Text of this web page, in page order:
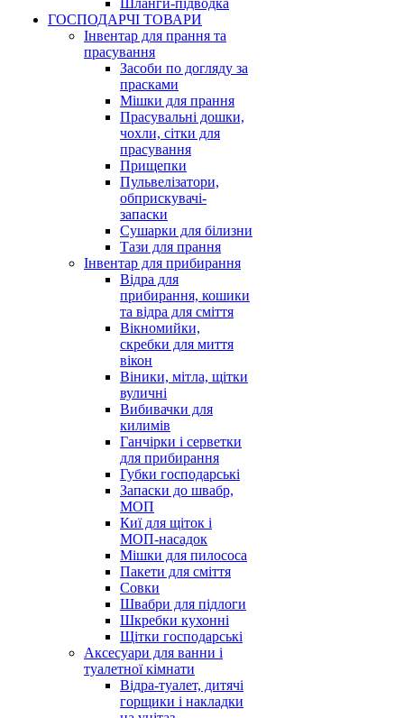
Шланги-підводка
ГОСПОДАРЧІ ТОВАРИ
Інвентар для прання та
прасування
Засоби по догляду за
прасками
Мішки для прання
Прасувальні дошки,
чохли, сітки для
прасування
Прищепки
Пульвелізатори,
обприскувачі-
запаски
Сушарки для білизни
Тази для прання
Інвентар для прибирання
Відра для
прибирання, кошики
та відра для сміття
Вікномийки,
скребки для миття
вікон
Віники, мітла, щітки
вуличні
Вибивачки для
килимів
Ганчірки і серветки
для прибирання
Губки господарські
Запаски до швабр,
МОП
Киї для щіток і
МОП-насадок
Мішки для пилососа
Пакети для сміття
Совки
Швабри для підлоги
Шкребки кухонні
Щітки господарські
Аксесуари для ванни і
туалетної кімнати
Відра-туалет, дитячі
горщики і накладки